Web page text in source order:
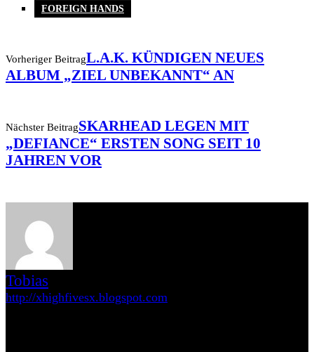
FOREIGN HANDS
Vorheriger BeitragL.A.K. KÜNDIGEN NEUES
ALBUM „ZIEL UNBEKANNT“ AN
Nächster BeitragSKARHEAD LEGEN MIT
„DEFIANCE“ ERSTEN SONG SEIT 10
JAHREN VOR
Tobias
http://xhighfivesx.blogspot.com